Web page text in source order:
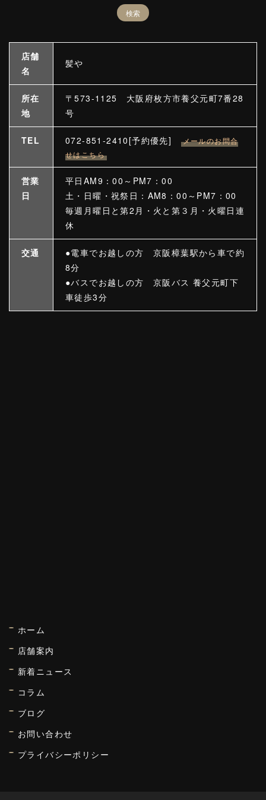
店舗
名
髪や
所在
地
〒573-1125 大阪府枚方市養父元町7番28
号
TEL 072-851-2410[予約優先]
メールのお問合
せはこちら
営業
日
平日AM9：00～PM7：00
土・日曜・祝祭日：AM8：00～PM7：00
毎週月曜日と第2月・火と第３月・火曜日連
休
交通
●電車でお越しの方 京阪樟葉駅から車で約
8分
●バスでお越しの方 京阪バス 養父元町下
車徒歩3分
ホーム
店舗案内
新着ニュース
コラム
ブログ
お問い合わせ
プライバシーポリシー